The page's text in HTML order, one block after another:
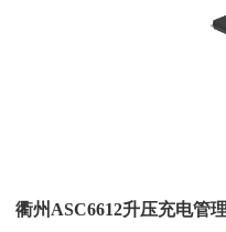
衢州ASC6612升压充电管